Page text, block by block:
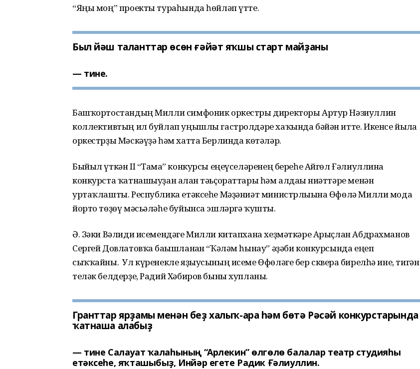
“Яңы моң” проекты тураһында һөйләп үтте.
Был йәш таланттар өсөн ғәйәт яҡшы старт майҙаны
тине.
Башҡортостандың Милли симфоник оркестры директоры Артур Нәзиуллин
коллективтың ил буйлап уңышлы гастролдәре хаҡында бәйән итте. Икенсе йылға
оркестрҙы Мәскәүҙә һәм хатта Берлинда көтәләр.
Быйыл үткән II “Тамға” конкурсы еңеүселәренең береһе Айгөл Ғәлиуллина
конкурста ҡатнашыуҙан алған тәьҫораттары һәм алдағы ниәттәре менән
уртаҡлашты. Республика етәксеһе Мәҙәниәт министрлығына Өфөлә Милли мода
йорто төҙөү мәсьәләһе буйынса эшләргә ҡушты.
Ә. Зәки Вәлиди исемендәге Милли китапхана хеҙмәткәре Арыҫлан Абдрахманов
Сергей Довлатовҡа бағышланған “Ҡәләм һынау” әҙәби конкурсында еңеп
сыҡҡайны. Ул күренекле яҙыусының исеме Өфөләге бер скверға бирелһә ине, тигән
теләк белдерҙе, Радий Хәбиров быны хупланы.
Гранттар ярҙамы менән беҙ халыҡ-ара һәм бөтә Рәсәй конкурстарында
ҡатнаша алабыҙ
тине Салауат ҡалаһының “Арлекин” өлгөлө балалар театр студияһы
етәксеһе, яҡташыбыҙ, Инйәр егете Радик Ғәлиуллин.